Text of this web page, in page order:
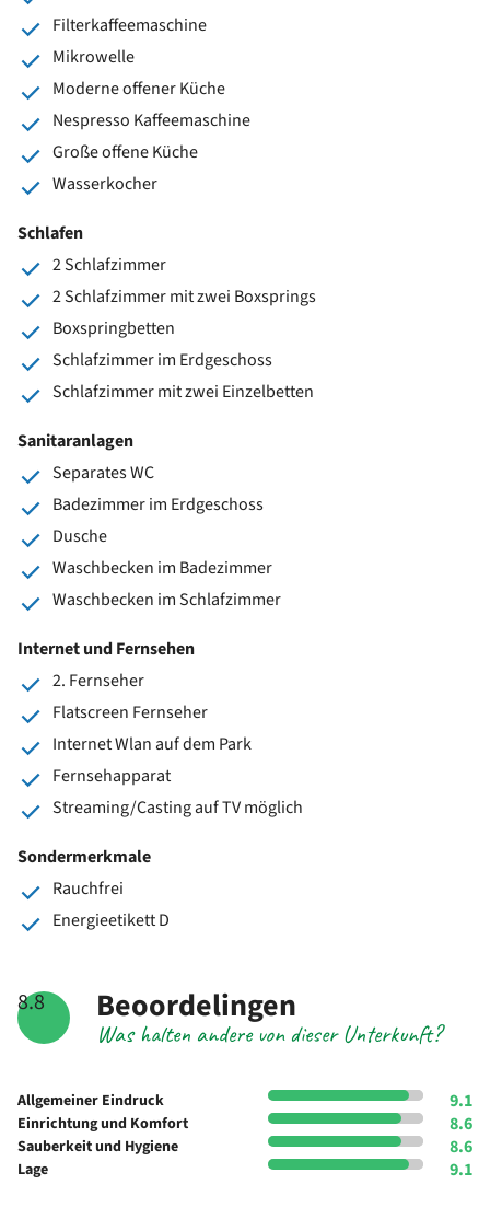
Filterkaffeemaschine
Mikrowelle
Moderne offener Küche
Nespresso Kaffeemaschine
Große offene Küche
Wasserkocher
Schlafen
2 Schlafzimmer
2 Schlafzimmer mit zwei Boxsprings
Boxspringbetten
Schlafzimmer im Erdgeschoss
Schlafzimmer mit zwei Einzelbetten
Sanitaranlagen
Separates WC
Badezimmer im Erdgeschoss
Dusche
Waschbecken im Badezimmer
Waschbecken im Schlafzimmer
Internet und Fernsehen
2. Fernseher
Flatscreen Fernseher
Internet Wlan auf dem Park
Fernsehapparat
Streaming/Casting auf TV möglich
Sondermerkmale
Rauchfrei
Energieetikett D
8.8
Was halten andere von dieser Unterkunft?
Beoordelingen
Allgemeiner Eindruck 9.1
Einrichtung und Komfort 8.6
Sauberkeit und Hygiene 8.6
Lage 9.1